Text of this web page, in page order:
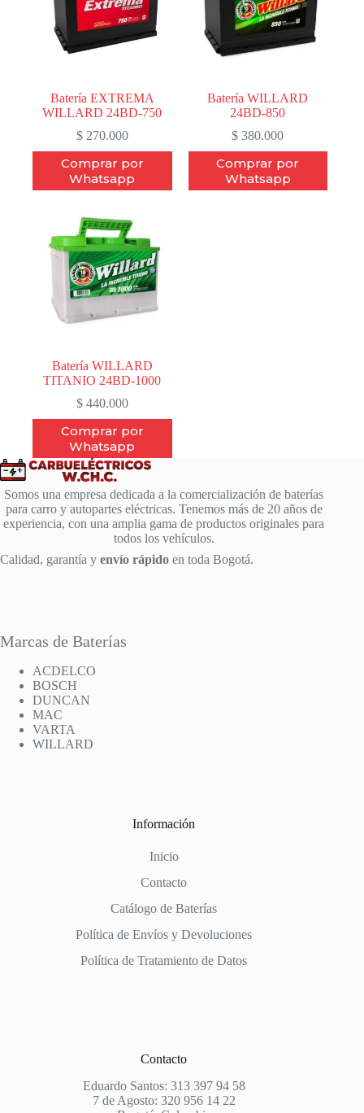
Batería EXTREMA
WILLARD 24BD-750
$270.000
Comprar por
Whatsapp
Batería WILLARD
24BD-850
$ 380.000
Comprar por
Whatsapp
Batería WILLARD
TITANIO 24BD-1000
$440.000
Comprar por
Whatsapp
Somos una empresa dedicada a la comercialización de baterías
para carro y autopartes eléctricas. Tenemos más de 20 años de
experiencia, con una amplia gama de productos originales para
todos los vehículos.
Calidad, garantía y envío rápido en toda Bogotá.
Marcas de Baterías
ACDELCO
BOSCH
DUNCAN
MAC
VARTA
WILLARD
Información
Inicio
Contacto
Catálogo de Baterías
Política de Envíos y Devoluciones
Política de Tratamiento de Datos
Contacto
Eduardo Santos: 313 397 94 58
7 de Agosto: 320 956 14 22